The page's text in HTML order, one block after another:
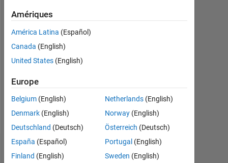
2024
Followers:
0
Amériques
América Latina (Español)
Canada (English)
United States (English)
Europe
Belgium (English)
Denmark (English)
Deutschland (Deutsch)
España (Español)
Finland (English)
Netherlands(English)
Norway(English)
Österreich (Deutsch)
Portugal (English)
Sweden (English)